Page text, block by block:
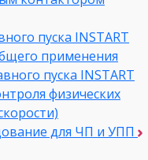
пуска INSTART
применения
пуска INSTART
физических
для ЧП и УПП